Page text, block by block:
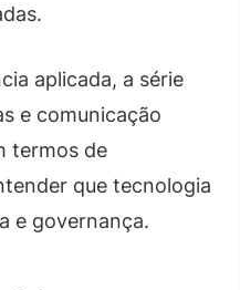
aplicada, a série
e comunicação
termos de
que tecnologia
e governança.